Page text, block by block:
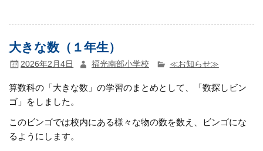
大きな数（１年生）
2026年2月4日 福光南部小学校 ≪お知らせ≫
算数科の「大きな数」の学習のまとめとして、「数探しビン
ゴ」をしました。
このビンゴでは校内にある様々な物の数を数え、ビンゴにな
るようにします。